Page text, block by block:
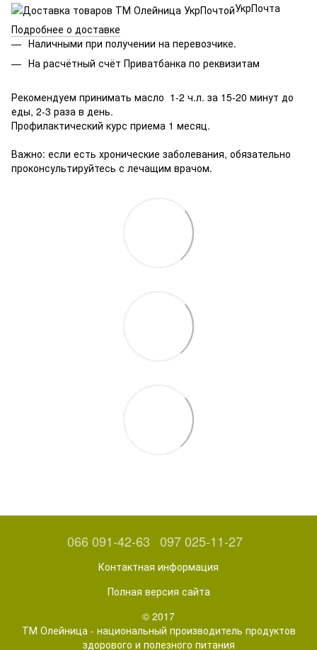
УкрПочта
Подробнее о доставке
Наличными при получении на перевозчике.
На расчётный счёт Приватбанка по реквизитам
Рекомендуем принимать масло 1-2 ч.л. за 15-20 минут до
еды, 2-3 раза в день.
Профилактический курс приема 1 месяц.
Важно: если есть хронические заболевания, обязательно
проконсультируйтесь с лечащим врачом.
066 091-42-63 097 025-11-27
Контактная информация
Полная версия сайта
© 2017
ТМ Олейница - национальный производитель продуктов
здорового и полезного питания